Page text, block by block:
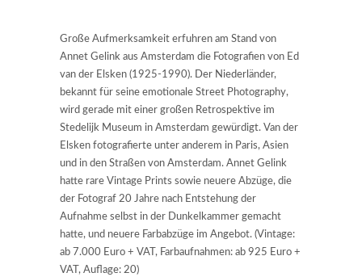
Große Aufmerksamkeit erfuhren am Stand von
Annet Gelink aus Amsterdam die Fotografien von Ed
van der Elsken (1925-1990). Der Niederländer,
bekannt für seine emotionale Street Photography,
wird gerade mit einer großen Retrospektive im
Stedelijk Museum in Amsterdam gewürdigt. Van der
Elsken fotografierte unter anderem in Paris, Asien
und in den Straßen von Amsterdam. Annet Gelink
hatte rare Vintage Prints sowie neuere Abzüge, die
der Fotograf 20 Jahre nach Entstehung der
Aufnahme selbst in der Dunkelkammer gemacht
hatte, und neuere Farbabzüge im Angebot. (Vintage:
ab 7.000 Euro + VAT, Farbaufnahmen: ab 925 Euro +
VAT, Auflage: 20)